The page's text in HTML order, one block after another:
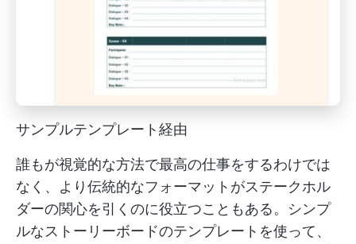
サンプルテンプレート経由
誰もが視覚的な方法で最高の仕事をするわけでは
なく、より伝統的なフォーマットがステークホル
ダーの関心を引くのに役立つこともある。シンプ
ルなストーリーボードのテンプレートを使って、